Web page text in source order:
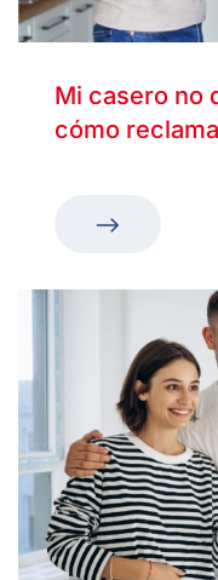
Mi casero no
cómo